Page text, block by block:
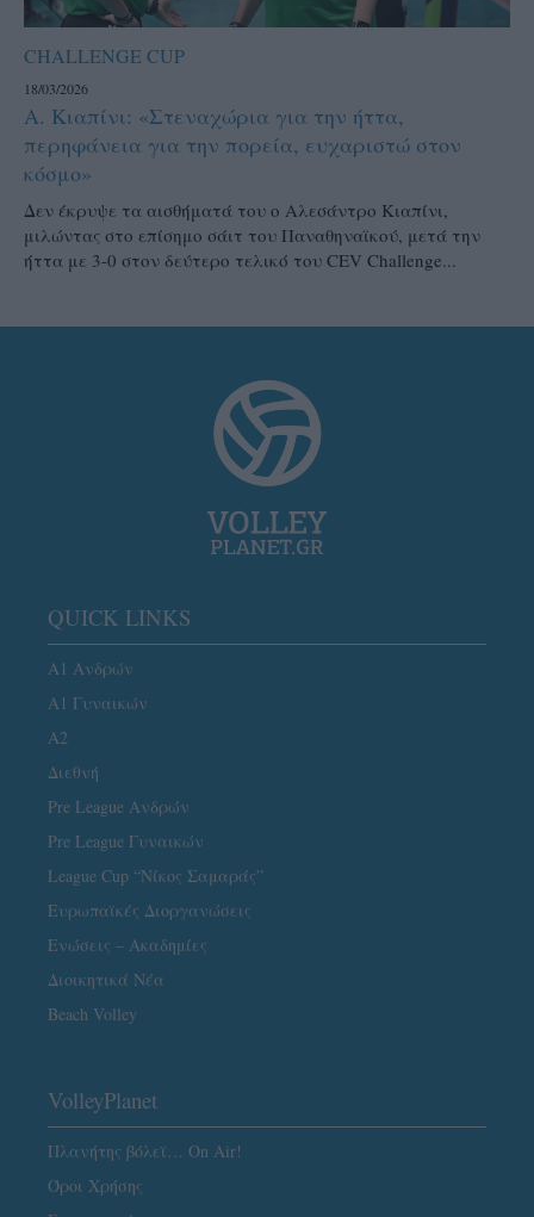
CHALLENGE CUP
18/03/2026
Α. Κιαπίνι: «Στεναχώρια για την ήττα,
περηφάνεια για την πορεία, ευχαριστώ στον
κόσμο»
Δεν έκρυψε τα αισθήματά του ο Αλεσάντρο Κιαπίνι,
μιλώντας στο επίσημο σάιτ του Παναθηναϊκού, μετά την
ήττα με 3-0 στον δεύτερο τελικό του CEV Challenge...
QUICK LINKS
Α1 Ανδρών
Α1 Γυναικών
A2
Διεθνή
Pre League Ανδρών
Pre League Γυναικών
League Cup “Νίκος Σαμαράς”
Ευρωπαϊκές Διοργανώσεις
Ενώσεις – Ακαδημίες
Διοικητικά Νέα
Beach Volley
VolleyPlanet
Πλανήτης βόλεϊ… On Air!
Όροι Χρήσης